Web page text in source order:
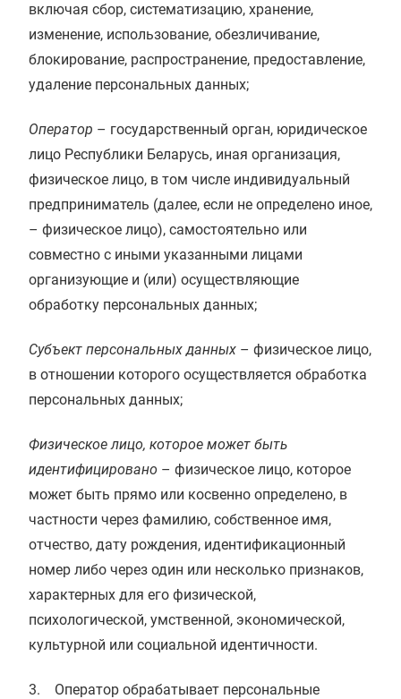
включая сбор, систематизацию, хранение,
изменение, использование, обезличивание,
блокирование, распространение, предоставление,
удаление персональных данных;
Оператор – государственный орган, юридическое
лицо Республики Беларусь, иная организация,
физическое лицо, в том числе индивидуальный
предприниматель (далее, если не определено иное,
– физическое лицо), самостоятельно или
совместно с иными указанными лицами
организующие и (или) осуществляющие
обработку персональных данных;
Субъект персональных данных – физическое лицо,
в отношении которого осуществляется обработка
персональных данных;
Физическое лицо, которое может быть
идентифицировано – физическое лицо, которое
может быть прямо или косвенно определено, в
частности через фамилию, собственное имя,
отчество, дату рождения, идентификационный
номер либо через один или несколько признаков,
характерных для его физической,
психологической, умственной, экономической,
культурной или социальной идентичности.
3. Оператор обрабатывает персональные